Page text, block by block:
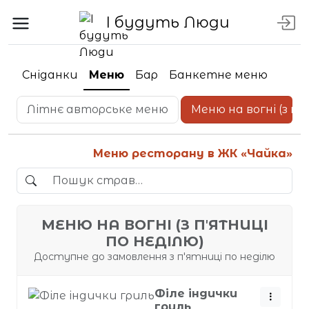
І будуть Люди
Сніданки Меню Бар Банкетне меню
Літнє авторське меню Меню на вогні (з
Меню ресторану в ЖК «Чайка»
МЕНЮ НА ВОГНІ (З ПʼЯТНИЦІ
ПО НЕДІЛЮ)
Доступне до замовлення з пʼятниці по неділю
Філе індички